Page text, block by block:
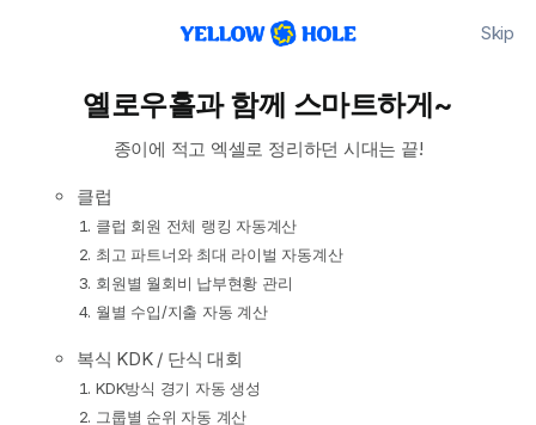
Skip
옐로우홀과 함께 스마트하게~
종이에 적고 엑셀로 정리하던 시대는 끝!
클럽
클럽 회원 전체 랭킹 자동계산
최고 파트너와 최대 라이벌 자동계산
회원별 월회비 납부현황 관리
월별 수입/지출 자동 계산
복식 KDK / 단식 대회
KDK방식 경기 자동 생성
그룹별 순위 자동 계산